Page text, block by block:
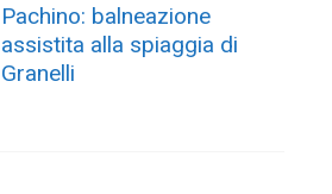
Pachino: balneazione
assistita alla spiaggia di
Granelli